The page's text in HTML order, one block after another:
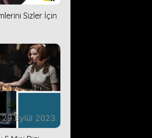
Sizler İçin
29 Eylül 2023